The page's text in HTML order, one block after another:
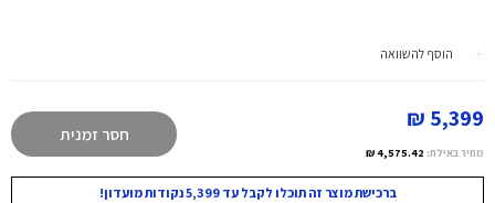
הוסף להשוואה
5,399 ₪
מחיר באילת: 4,575.42 ₪
חסר זמנית
ברכישת מוצר זה תוכלו לקבל עד 5,399 נקודות מועדון!